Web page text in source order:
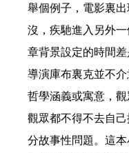
舉個例子，電影裏
沒，疾馳進入另外
章背景設定的時間
導演庫布裏克並不
哲學涵義或寓意，
觀眾都不得不去自
分故事性問題。這本